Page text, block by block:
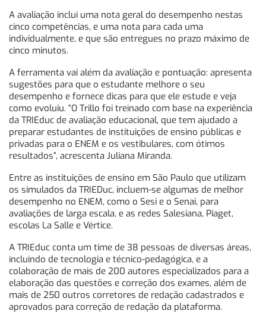
A avaliação inclui uma nota geral do desempenho nestas
cinco competências, e uma nota para cada uma
individualmente, e que são entregues no prazo máximo de
cinco minutos.
A ferramenta vai além da avaliação e pontuação: apresenta
sugestões para que o estudante melhore o seu
desempenho e fornece dicas para que ele estude e veja
como evoluiu. “O Trillo foi treinado com base na experiência
da TRIEduc de avaliação educacional, que tem ajudado a
preparar estudantes de instituições de ensino públicas e
privadas para o ENEM e os vestibulares, com ótimos
resultados”, acrescenta Juliana Miranda.
Entre as instituições de ensino em São Paulo que utilizam
os simulados da TRIEDuc, incluem-se algumas de melhor
desempenho no ENEM, como o Sesi e o Senai, para
avaliações de larga escala, e as redes Salesiana, Piaget,
escolas La Salle e Vértice.
A TRIEduc conta um time de 38 pessoas de diversas áreas,
incluindo de tecnologia e técnico-pedagógica, e a
colaboração de mais de 200 autores especializados para a
elaboração das questões e correção dos exames, além de
mais de 250 outros corretores de redação cadastrados e
aprovados para correção de redação da plataforma.